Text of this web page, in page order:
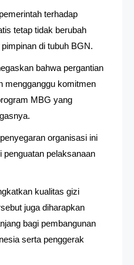
terhadap
tetap tidak berubah
di tubuh BGN.
bahwa pergantian
mengganggu komitmen
MBG yang
organisasi ini
penguatan pelaksanaan
kualitas gizi
juga diharapkan
bagi pembangunan
serta penggerak